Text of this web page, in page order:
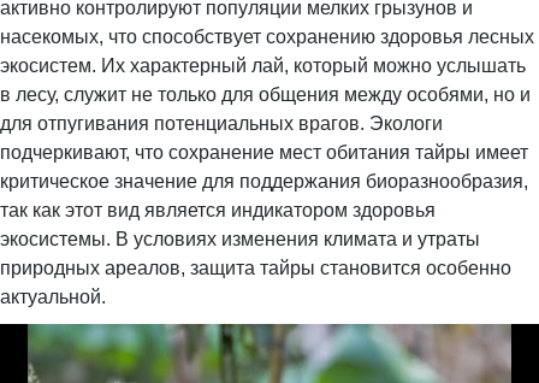
активно контролируют популяции мелких грызунов и
насекомых, что способствует сохранению здоровья лесных
экосистем. Их характерный лай, который можно услышать
в лесу, служит не только для общения между особями, но и
для отпугивания потенциальных врагов. Экологи
подчеркивают, что сохранение мест обитания тайры имеет
критическое значение для поддержания биоразнообразия,
так как этот вид является индикатором здоровья
экосистемы. В условиях изменения климата и утраты
природных ареалов, защита тайры становится особенно
актуальной.